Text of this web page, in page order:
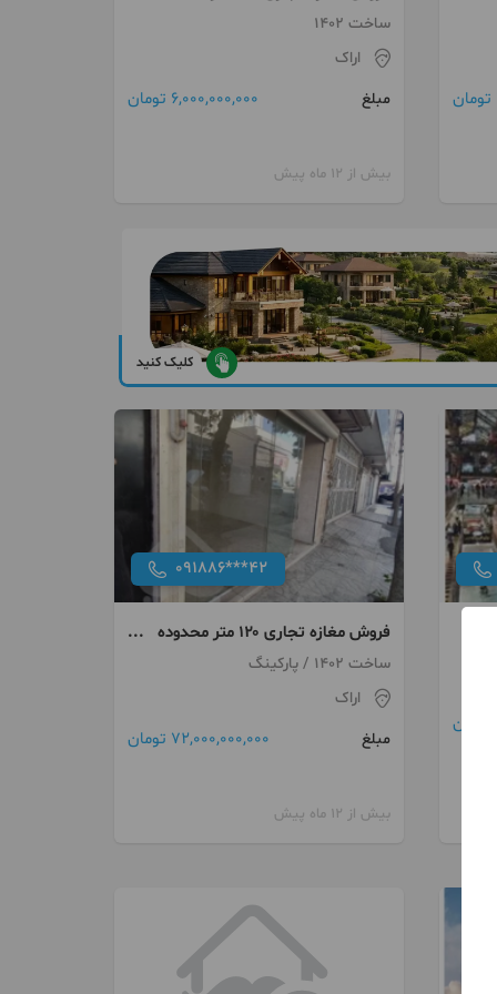
تعمیرگاهی شهرک خودرو
ساخت 1402
اراک
مبلغ
6,000,000,000 تومان
بیش از 12 ماه پیش
کلیک کنید
091886***42
فروش مغازه تجاری ۱۲۰ متر محدوده
عباس اباد
ساخت 1402 / پارکینگ
اراک
مبلغ
72,000,000,000 تومان
بیش از 12 ماه پیش